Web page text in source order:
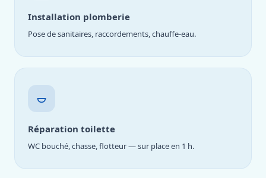
Installation plomberie
Pose de sanitaires, raccordements, chauffe-eau.
Réparation toilette
WC bouché, chasse, flotteur — sur place en 1 h.